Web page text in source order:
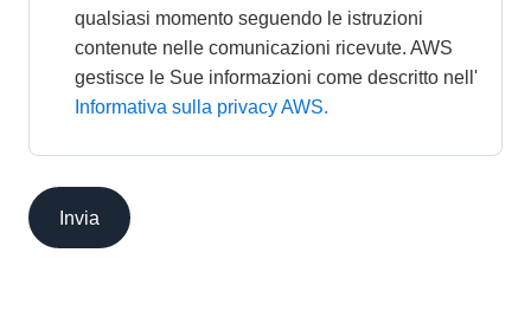
qualsiasi momento seguendo le istruzioni
contenute nelle comunicazioni ricevute. AWS
Informativa sulla privacy AWS.
Invia